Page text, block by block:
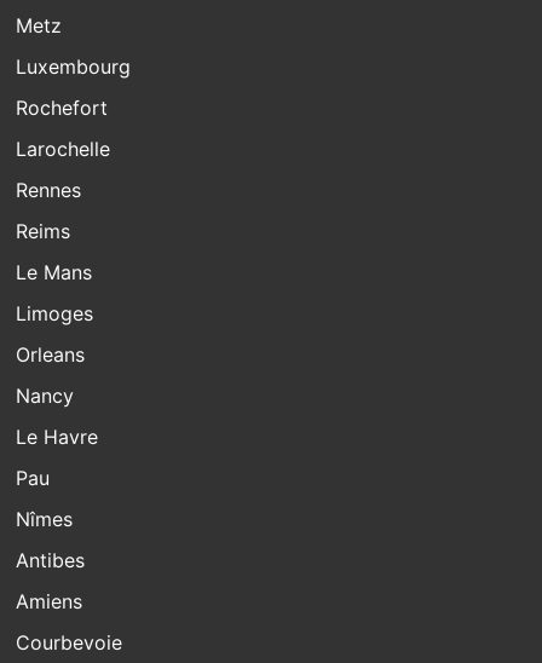
Metz
Luxembourg
Rochefort
Larochelle
Rennes
Reims
Le Mans
Limoges
Orleans
Nancy
Le Havre
Pau
Nîmes
Antibes
Amiens
Courbevoie